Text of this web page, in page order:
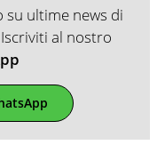
su ultime news di
al nostro